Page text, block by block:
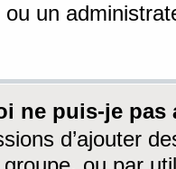
ou un
ne puis-je
d’ajouter